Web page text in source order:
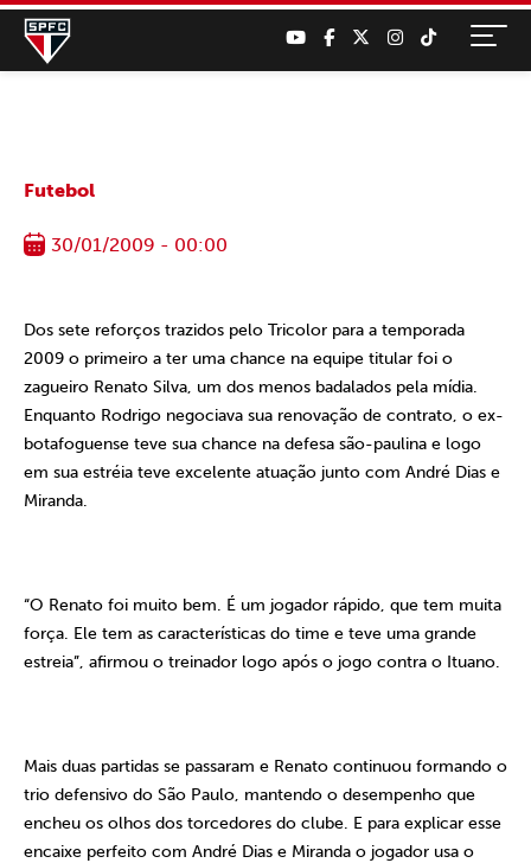
Futebol
30/01/2009 - 00:00
Dos sete reforços trazidos pelo Tricolor para a temporada
2009 o primeiro a ter uma chance na equipe titular foi o
zagueiro Renato Silva, um dos menos badalados pela mídia.
Enquanto Rodrigo negociava sua renovação de contrato, o ex-
botafoguense teve sua chance na defesa são-paulina e logo
em sua estréia teve excelente atuação junto com André Dias e
Miranda.
“O Renato foi muito bem. É um jogador rápido, que tem muita
força. Ele tem as características do time e teve uma grande
estreia”, afirmou o treinador logo após o jogo contra o Ituano.
Mais duas partidas se passaram e Renato continuou formando o
trio defensivo do São Paulo, mantendo o desempenho que
encheu os olhos dos torcedores do clube. E para explicar esse
encaixe perfeito com André Dias e Miranda o jogador usa o